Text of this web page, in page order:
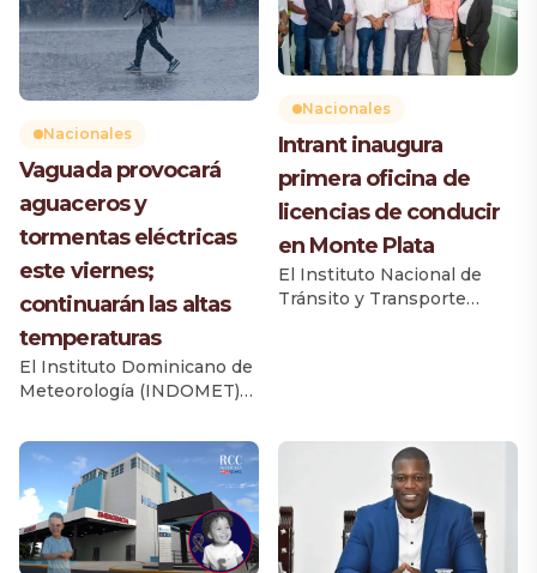
Nacionales
Vaguada provocará
aguaceros y
tormentas eléctricas
este viernes;
continuarán las altas
temperaturas
El Instituto Dominicano de
Meteorología (INDOMET)
provocará un incremento
de las lluvias durante la
tarde y primeras horas de la
noche de este viernes, con
aguaceros de diferentes
intensidades, tormentas
Nacionales
Intrant inaugura
primera oficina de
licencias de conducir
en Monte Plata
El Instituto Nacional de
Tránsito y Transporte
de manera directa a 52,792
ciudadanos, según el
Informe del Parque
Vehicular 2025 de la
Dirección General de
Impuestos Internos (DGII).